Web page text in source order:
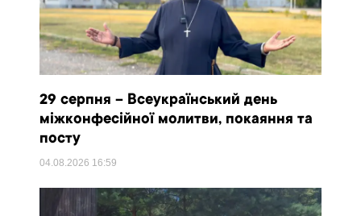
29 серпня – Всеукраїнський день
міжконфесійної молитви, покаяння та
посту
04.08.2026 16:59